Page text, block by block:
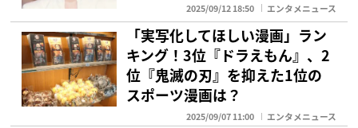
2025/09/12 18:50 エンタメニュース
「実写化してほしい漫画」ラン
キング！3位『ドラえもん』、2
位『鬼滅の刃』を抑えた1位の
スポーツ漫画は？
2025/09/07 11:00 エンタメニュース